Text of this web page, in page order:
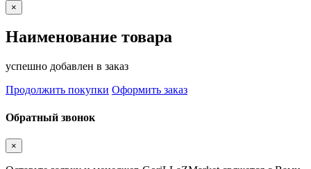
×
Наименование товара
успешно добавлен в заказ
Продолжить покупки Оформить заказ
Обратный звонок
×